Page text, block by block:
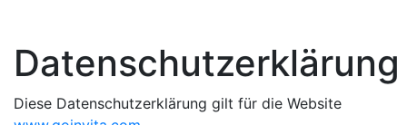
Datenschutzerklärung
Diese Datenschutzerklärung gilt für die Website